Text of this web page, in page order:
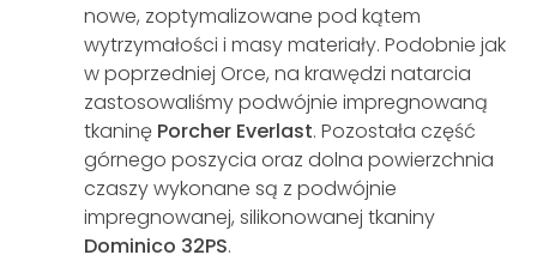
nowe, zoptymalizowane pod kątem
wytrzymałości i masymateriały. Podobnie jak
w poprzedniej Orce, na krawędzi natarcia
zastosowaliśmy podwójnie impregnowaną
tkaninę Porcher Everlast. Pozostała część
górnego poszycia oraz dolna powierzchnia
czaszy wykonane są z podwójnie
impregnowanej, silikonowanej tkaniny
Dominico 32PS.